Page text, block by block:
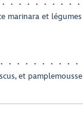
marinara et légumes
et pamplemousse